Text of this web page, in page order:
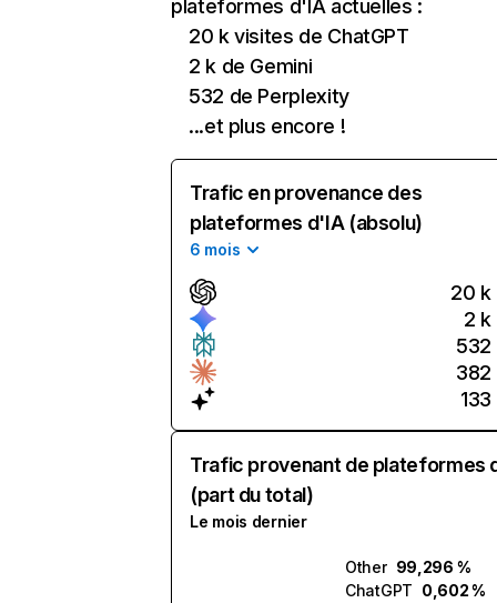
plateformes d'IA actuelles :
20 k visites de ChatGPT
2 k de Gemini
532 de Perplexity
...et plus encore !
Trafic en provenance des
plateformes d'IA (absolu)
6 mois
20 k
2 k
532
382
133
Trafic provenant de plateformes
(part du total)
Le mois dernier
Other 99,296 %
ChatGPT 0,602 %